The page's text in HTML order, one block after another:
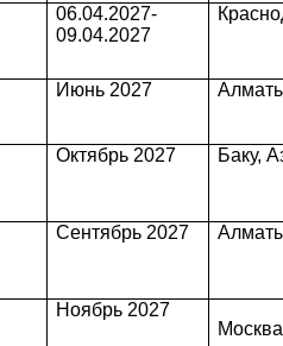
06.04.2027-
09.04.2027
Июнь 2027
Октябрь 2027 Баку,
Сентябрь 2027
Ноябрь 2027